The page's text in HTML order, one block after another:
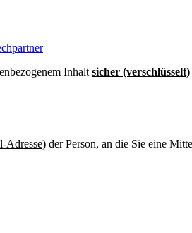
Inhalt sicher (verschlüsselt)
Adresse) der Person, an die Sie eine